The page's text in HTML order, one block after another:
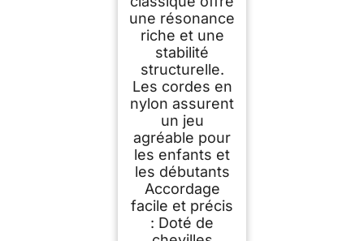
une résonance
riche et une
stabilité
structurelle.
Les cordes en
nylon assurent
un jeu
agréable pour
les enfants et
les débutants
Accordage
facile et précis
: Doté de